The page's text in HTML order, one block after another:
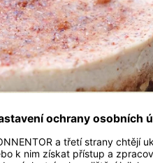
Valentýnský raw dort
recept v novém